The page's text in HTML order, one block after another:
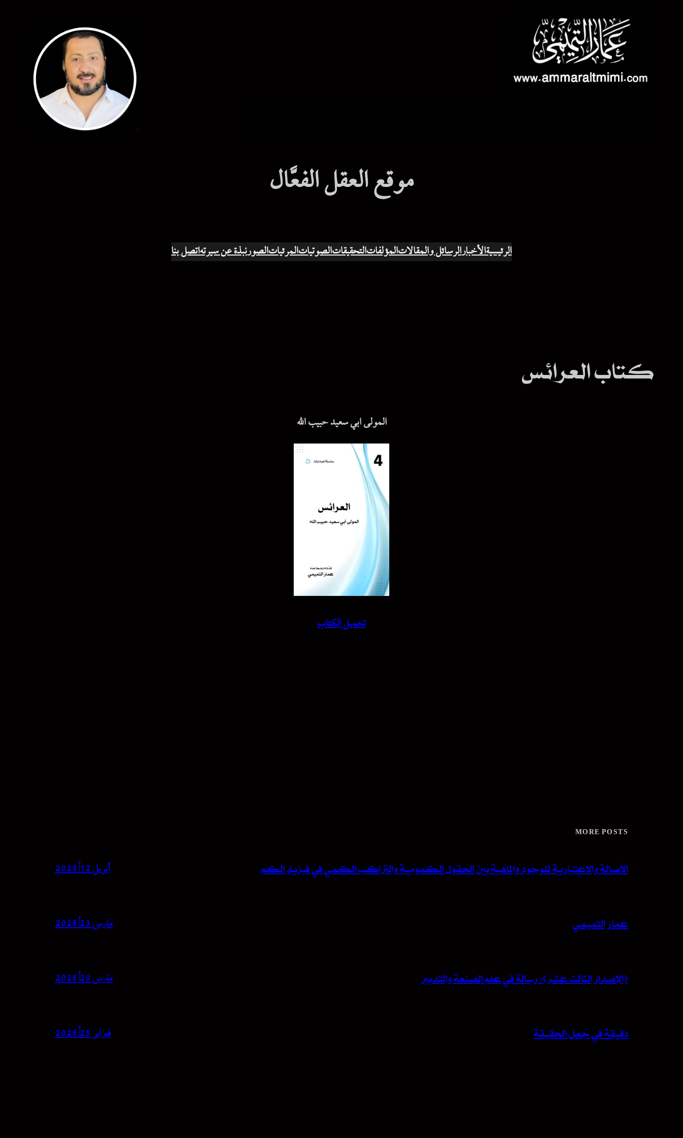
موقع العقل الفعَّال
الرئيسيةالأخبارالرسائل والمقالاتالمؤلفاتالتحقيقاتالصوتياتالمرئياتالصورنبذة عن سيرتهاتصل بنا
كتاب العرائس
المولى ابي سعيد حبيب الله
تحميل الكتاب
MORE POSTS
الأصالة والاعتبارية للوجود والماهية بين الحقول الكمومية والتراكب الكمي في فيزياء الكم أبريل 12, 2026
عمار التميمي مارس 23, 2026
(الإصدار الثالث عشر): رسالة في علم الصنعة والتدبير مارس 20, 2026
دقيقة في جعل الحقيقة فبراير 25, 2026